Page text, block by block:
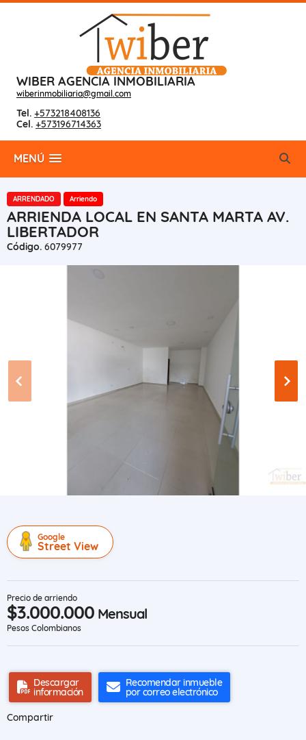
WIBER AGENCIA INMOBILIARIA
wiberinmobiliaria@gmail.com
Tel. +573218408136
Cel. +573196714363
MENÚ
ARRENDADO Arriendo
ARRIENDA LOCAL EN SANTA MARTA AV.
LIBERTADOR
Código. 6079977
Google
Street View
Precio de arriendo
$3.000.000 Mensual
Pesos Colombianos
Descargar
información
Recomendar inmueble
por correo electrónico
Compartir